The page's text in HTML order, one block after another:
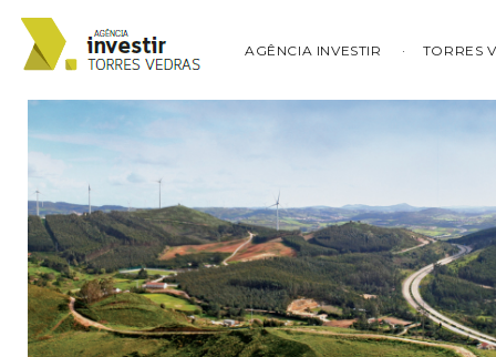
AGÊNCIA INVESTIR TORRES